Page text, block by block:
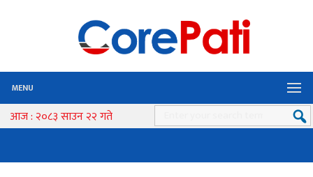
MENU
आज : २०८३ साउन २२ गते